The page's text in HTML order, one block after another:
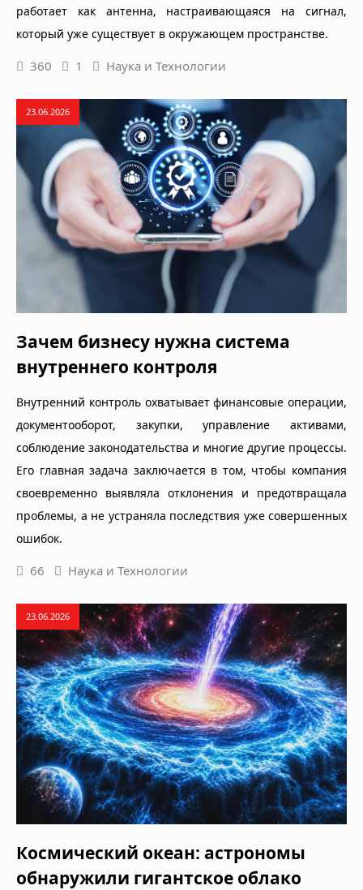
работает как антенна, настраивающаяся на сигнал,
который уже существует в окружающем пространстве.
360 1 Наука и Технологии
23.06.2026
Зачем бизнесу нужна система
внутреннего контроля
Внутренний контроль охватывает финансовые операции,
документооборот, закупки, управление активами,
соблюдение законодательства и многие другие процессы.
Его главная задача заключается в том, чтобы компания
своевременно выявляла отклонения и предотвращала
проблемы, а не устраняла последствия уже совершенных
ошибок.
66 Наука и Технологии
23.06.2026
Космический океан: астрономы
обнаружили гигантское облако